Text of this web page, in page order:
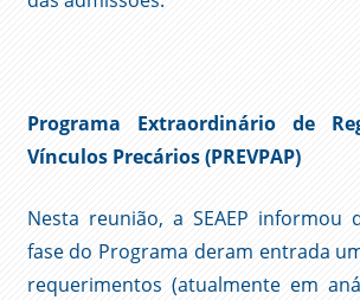
Programa Extraordinário de
Vínculos Precários (PREVPAP)
Nesta reunião, a SEAEP informou
fase do Programa deram entrada
requerimentos (atualmente em